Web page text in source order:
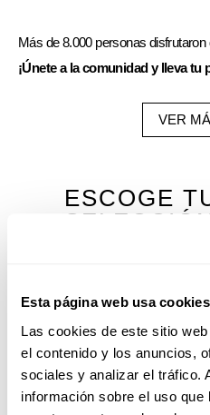
Esta página web usa cookies
Las cookies de este sitio
el contenido y los anuncios,
sociales y analizar el tráfico.
información sobre el uso que
Más de 8.000 personas
¡Únete a la comunidad y lleva tu
VER
ESCOGE
Una colección especial